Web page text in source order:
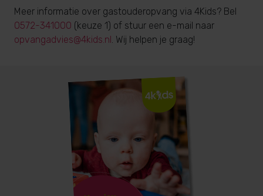
Meer informatie over gastouderopvang via 4Kids? Bel
0572-341000 (keuze 1) of stuur een e-mail naar
opvangadvies@4kids.nl. Wij helpen je graag!